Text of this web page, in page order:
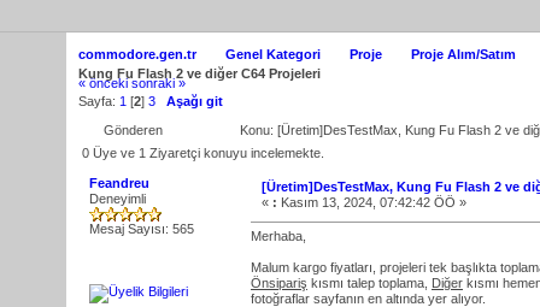
commodore.gen.tr Genel Kategori Proje
Proje Alım/Satım
Kung Fu Flash 2 ve diğer C64 Projeleri
« önceki sonraki »
Sayfa: 1 [2] 3
Aşağı git
Gönderen
Konu: [Üretim]DesTestMax, Kung Fu Flash 2 ve
0 Üye ve 1 Ziyaretçi konuyu incelemekte.
Feandreu
Deneyimli
Mesaj Sayısı: 565
[Üretim]DesTestMax, Kung Fu Flash 2 ve
« : Kasım 13, 2024, 07:42:42 ÖÖ »
Merhaba,
Malum kargo fiyatları, projeleri tek başlıkta
Önsipariş kısmı talep toplama, Diğer kısmı
fotoğraflar sayfanın en altında yer alıyor.